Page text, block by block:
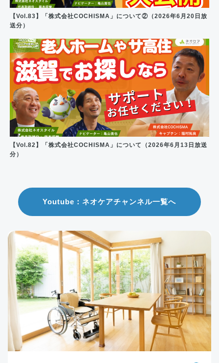
【Vol.83】「株式会社COCHISMA」について②（2026年6月20日放
送分）
【Vol.82】「株式会社COCHISMA」について（2026年6月13日放送
分）
Youtube：ネオケアチャンネル一覧へ